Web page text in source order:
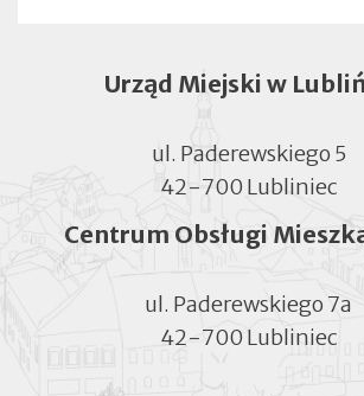
Urząd Miejski w
ul. Paderewskiego 5
42-700 Lubliniec
Centrum Obsługi
ul. Paderewskiego 7a
42-700 Lubliniec